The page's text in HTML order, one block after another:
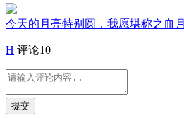
今天的月亮特别圆，我愿堪称之血月
H 评论10
提交